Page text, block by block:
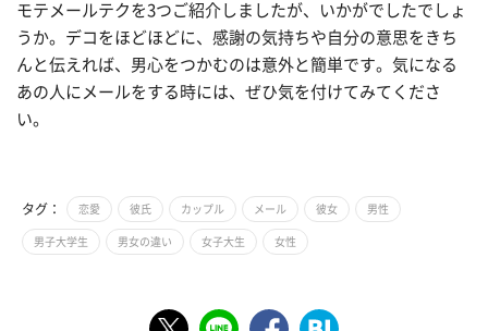
モテメールテクを3つご紹介しましたが、いかがでしたでしょ
うか。デコをほどほどに、感謝の気持ちや自分の意思をきち
んと伝えれば、男心をつかむのは意外と簡単です。気になる
あの人にメールをする時には、ぜひ気を付けてみてくださ
い。
タグ： 恋愛 彼氏 カップル メール 彼女 男性
男子大学生 男女の違い 女子大生 女性